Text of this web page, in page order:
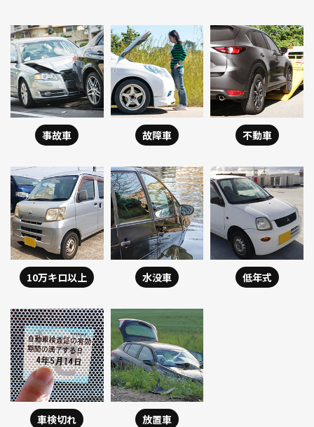
事故車 故障車 不動車
10万キロ以上 水没車 低年式
車検切れ 放置車